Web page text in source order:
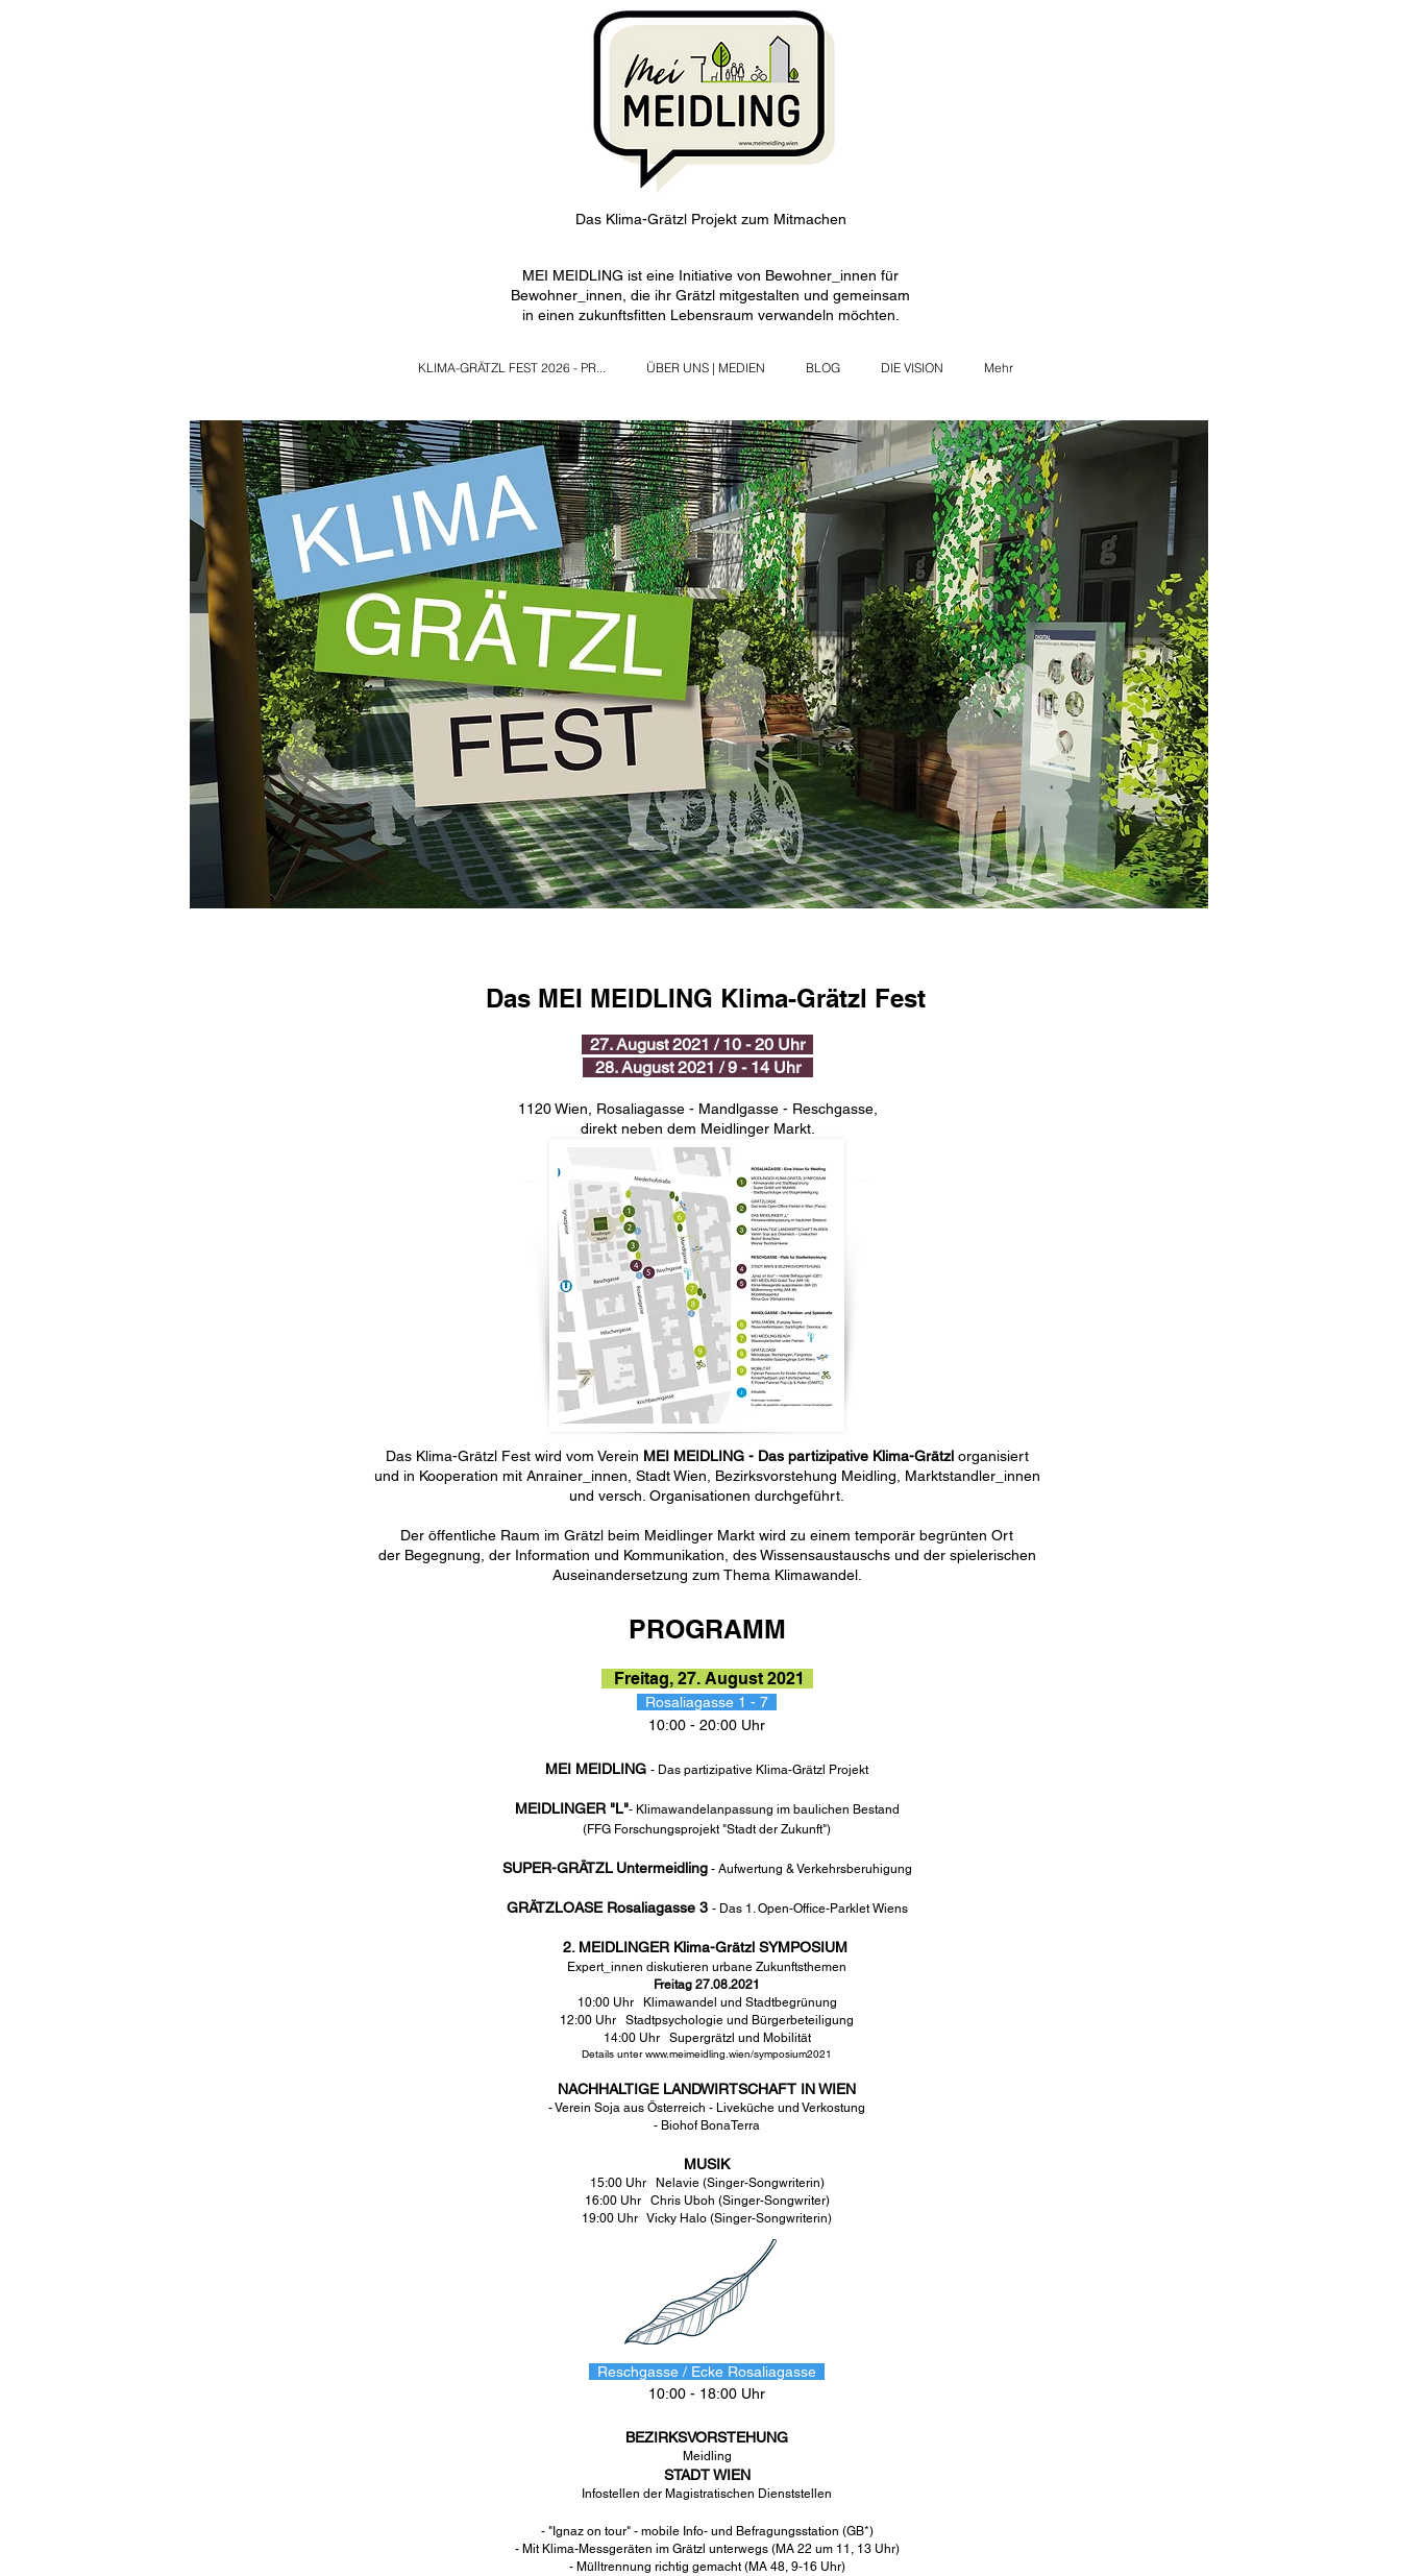
Das Klima-Grätzl Projekt zum Mitmachen
MEI MEIDLING ist eine Initiative von Bewohner_innen für
Bewohner_innen, die ihr Grätzl mitgestalten und gemeinsam
in einen zukunftsfitten Lebensraum verwandeln möchten.
KLIMA-GRÄTZL FEST 2026 - PR... ÜBER UNS | MEDIEN BLOG DIE VISION Mehr
Das MEI MEIDLING Klima-Grätzl Fest
27. August 2021 / 10 - 20 Uhr
28. August 2021 / 9 - 14 Uhr
1120 Wien, Rosaliagasse - Mandlgasse - Reschgasse,
direkt neben dem Meidlinger Markt.
PROGRAMM
Freitag, 27. August 2021
Rosaliagasse 1 - 7
10:00 - 20:00 Uhr
MEI MEIDLING - Das partizipative Klima-Grätzl Projekt
MEIDLINGER "L"- Klimawandelanpassung im baulichen Bestand
(FFG Forschungsprojekt "Stadt der Zukunft")
SUPER-GRÄTZL Untermeidling- Aufwertung & Verkehrsberuhigung
GRÄTZLOASE Rosaliagasse 3 - Das 1. Open-Office-Parklet Wiens
2. MEIDLINGER Klima-Grätzl SYMPOSIUM
Expert_innen diskutieren urbane Zukunftsthemen
Freitag 27.08.2021
10:00 Uhr Klimawandel und Stadtbegrünung
12:00 Uhr Stadtpsychologie und Bürgerbeteiligung
14:00 Uhr Supergrätzl und Mobilität
Details unterwww.meimeidling.wien/symposium2021
NACHHALTIGE LANDWIRTSCHAFT IN WIEN
- Verein Soja aus Österreich - Liveküche und Verkostung
- Biohof BonaTerra
MUSIK
15:00 Uhr Nelavie (Singer-Songwriterin)
16:00 Uhr Chris Uboh (Singer-Songwriter)
19:00 Uhr Vicky Halo (Singer-Songwriterin)
Das Klima-Grätzl Fest wird vom Verein MEI MEIDLING - Das partizipative Klima-Grätzl organisiert
und in Kooperation mit Anrainer_innen, Stadt Wien, Bezirksvorstehung Meidling, Marktstandler_innen
und versch. Organisationen durchgeführt.
Der öffentliche Raum im Grätzl beim Meidlinger Markt wird zu einem temporär begrünten Ort
der Begegnung, der Information und Kommunikation, des Wissensaustauschs und der spielerischen
Auseinandersetzung zum Thema Klimawandel.
Reschgasse / Ecke Rosaliagasse
10:00 - 18:00 Uhr
BEZIRKSVORSTEHUNG
Meidling
STADT WIEN
Infostellen der Magistratischen Dienststellen
- "Ignaz on tour" - mobile Info- und Befragungsstation (GB*)
- Mit Klima-Messgeräten im Grätzl unterwegs (MA 22 um 11, 13 Uhr)
- Mülltrennung richtig gemacht (MA 48, 9-16 Uhr)